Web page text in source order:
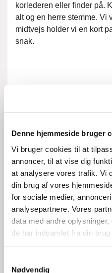
Denne hjemmeside bruger
Vi bruger cookies til at
annoncer, til at vise dig
at analysere vores trafik. Vi
din brug af vores
for sociale medier,
analysepartnere. Vores
data med andre
de har indsamlet fra din
Nødvendig
korlederen eller finder på.
alt og en herre stemme. Vi
midtvejs holder vi en kort
snak.